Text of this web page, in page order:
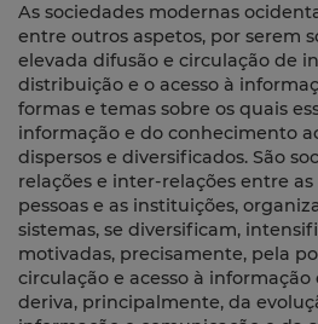
As sociedades modernas
entre outros aspetos, por serem
elevada difusão e circulação de
distribuição e o acesso à
formas e temas sobre os quais
informação e do conhecimento
dispersos e diversificados. São
relações e inter-relações entre as
pessoas e as instituições,
sistemas, se diversificam,
motivadas, precisamente, pela
circulação e acesso à
deriva, principalmente, da